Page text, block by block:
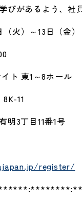
があるよう、社員
（火）～13日（金
ト 東1～8ホール
11
明3丁目11番1号
register/